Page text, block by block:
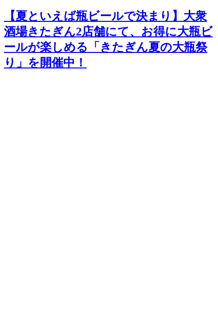
【夏といえば瓶ビールで決まり】大衆
酒場きたぎん2店舗にて、お得に大瓶ビ
ールが楽しめる「きたぎん夏の大瓶祭
り」を開催中！